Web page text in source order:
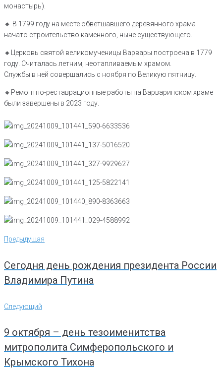
монастырь).
🔸️ В 1799 году на месте обветшавшего деревянного храма
начато строительство каменного, ныне существующего.
🔸️Церковь святой великомученицы Варвары построена в 1779
году. Считалась летним, неотапливаемым храмом.
Службы в ней совершались с ноября по Великую пятницу.
🔸️Ремонтно-реставрационные работы на Варваринском храме
были завершены в 2023 году.
Навигация
по
Предыдущая
Предыдущая
Сегодня день рождения президента России
Владимира Путина
Следующий
Следующий
9 октября – день тезоименитства
митрополита Симферопольского и
Крымского Тихона